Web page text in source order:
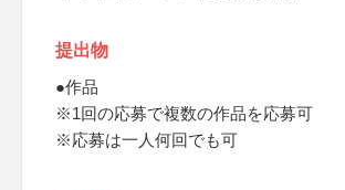
提出物
●作品
※1回の応募で複数の作品を応募可
※応募は一人何回でも可